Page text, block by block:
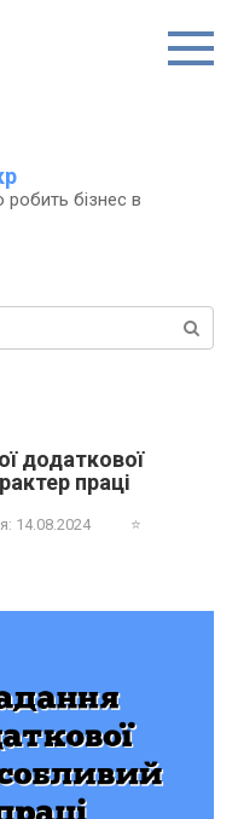
робить бізнес в
додаткової
праці
14.08.2024
⭐